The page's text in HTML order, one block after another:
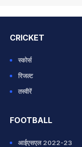
CRICKET
स्कोर्स
रिजल्ट
तस्वीरें
FOOTBALL
आईएसएल 2022-23